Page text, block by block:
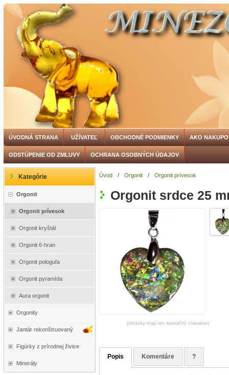
ÚVODNÁ STRANA UŽÍVATEĽ OBCHODNÉ PODMIENKY AKO
ODSTÚPENIE OD ZMLUVY OCHRANA OSOBNÝCH ÚDAJOV
Kategórie
Orgonit
Orgonit prívesok
Orgonit kryštál
Orgonit 6-hran
Orgonit pologuľa
Orgonit pyramída
Aura orgonit
Orgonity
Jantár rekonštruovaný
Figúrky z prírodnej živice
Minerály
Úvod / Orgonit / Orgonit prívesok
Orgonit srdce 25
(obrázky majú len ilustračný charakter)
Popis Komentáre ?